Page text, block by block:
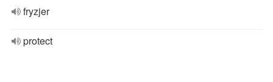
fryzjer
protect